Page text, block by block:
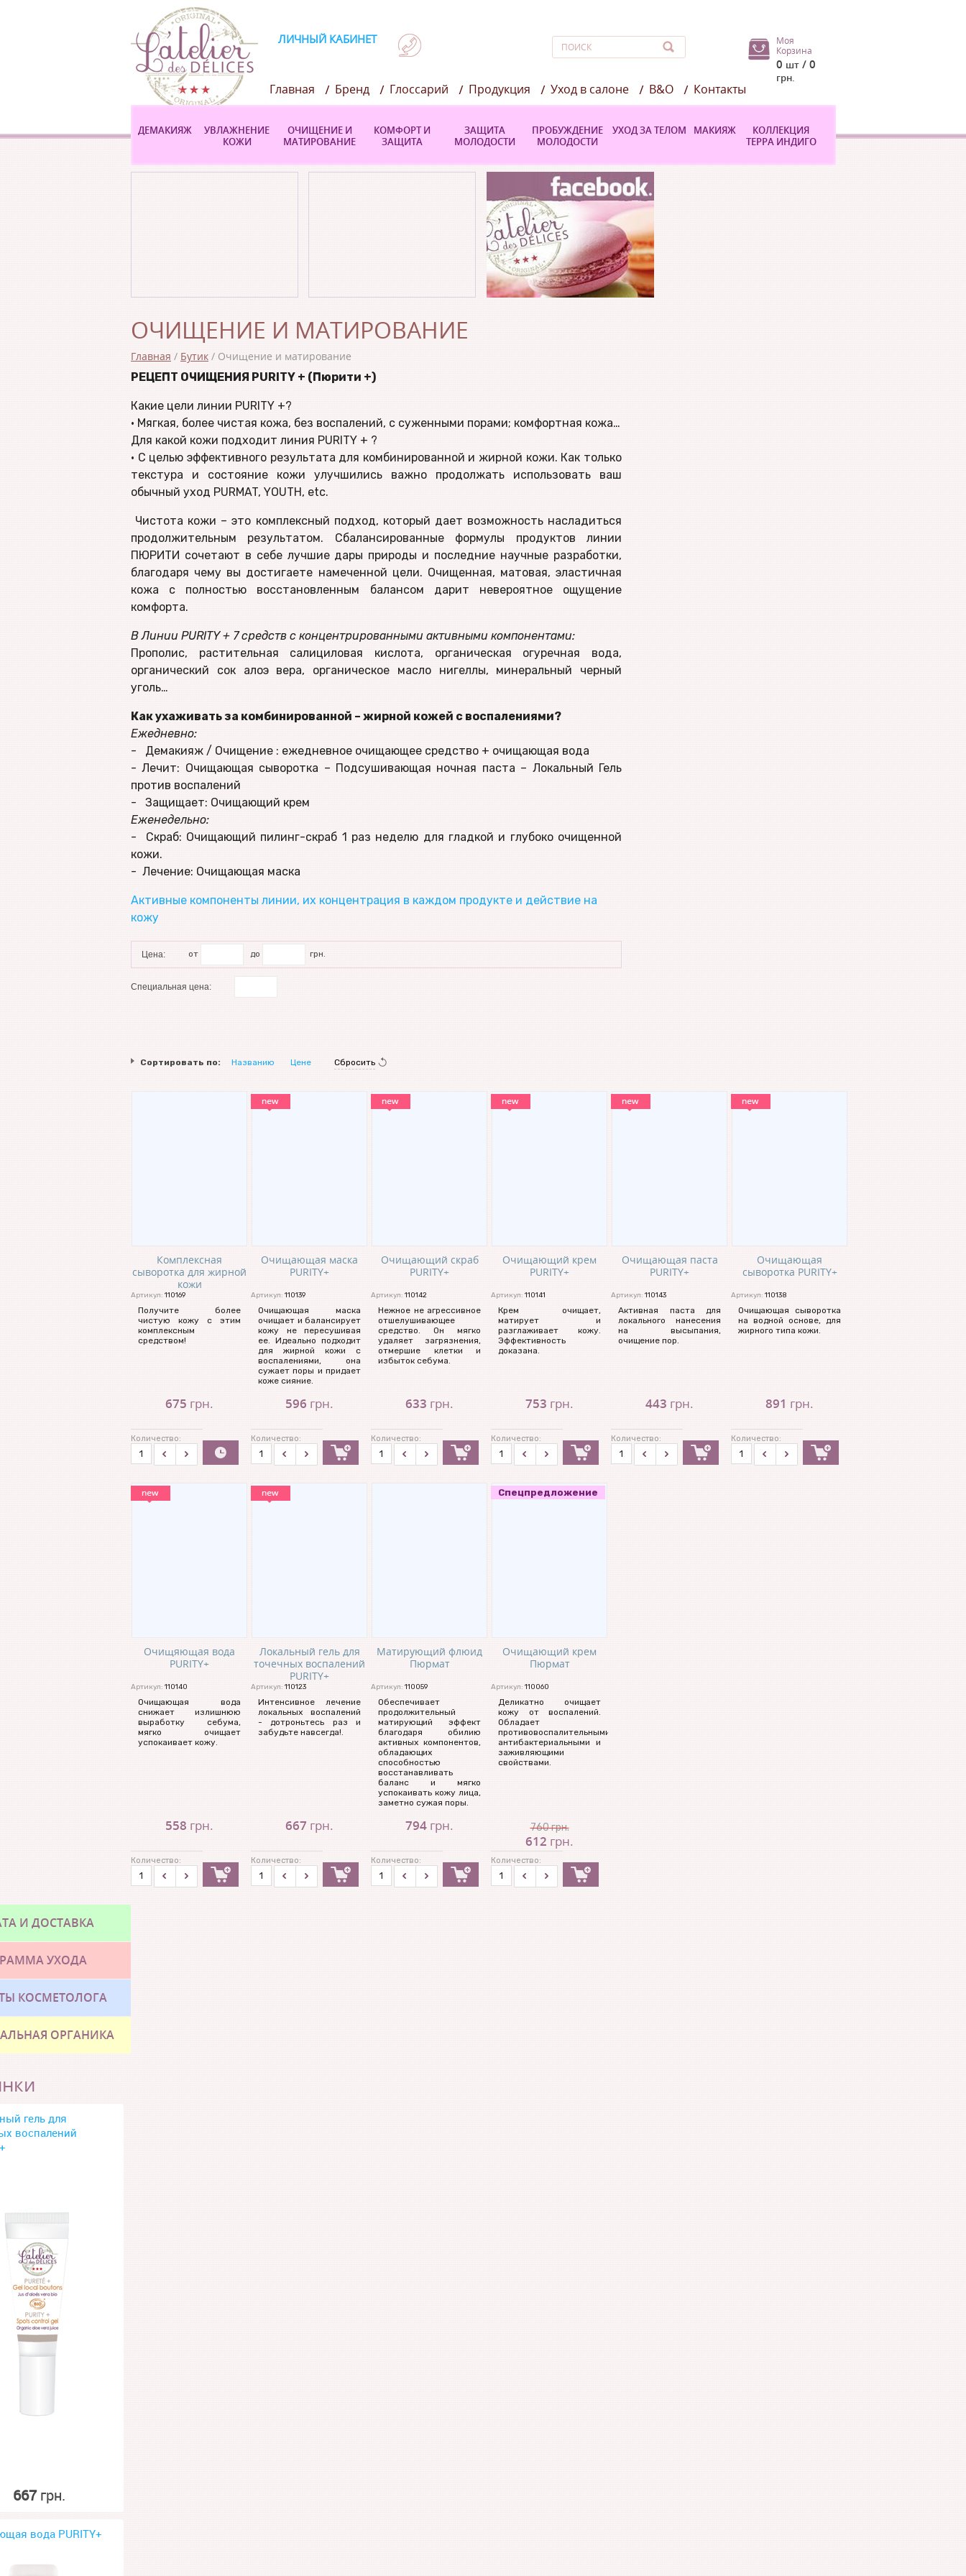
ЛИЧНЫЙ КАБИНЕТ
Моя
Корзина
0 шт / 0
грн.
Главная Бренд Глоссарий Продукция Уход в салоне B&O
Контакты
Личный кабинет
ДЕМАКИЯЖ
УВЛАЖНЕНИЕ
КОЖИ
ОЧИЩЕНИЕ И
МАТИРОВАНИЕ
КОМФОРТ И
ЗАЩИТА
ЗАЩИТА
МОЛОДОСТИ
ПРОБУЖДЕНИЕ
МОЛОДОСТИ
УХОД ЗА ТЕЛОМ МАКИЯЖ
КОЛЛЕКЦИЯ
ТЕРРА ИНДИГО
ОЧИЩЕНИЕ И МАТИРОВАНИЕ
Главная / Бутик / Очищение и матирование
РЕЦЕПТ ОЧИЩЕНИЯ PURITY + (Пюрити +)
Какие цели линии PURITY +?
• Мягкая, более чистая кожа, без воспалений, с суженными порами; комфортная кожа…
Для какой кожи подходит линия PURITY + ?
• С целью эффективного результата для комбинированной и жирной кожи. Как только
текстура и состояние кожи улучшились важно продолжать использовать ваш
обычный уход PURMAT, YOUTH, etc.
Чистота кожи – это комплексный подход, который дает возможность насладиться
продолжительным результатом. Сбалансированные формулы продуктов линии
ПЮРИТИ сочетают в себе лучшие дары природы и последние научные разработки,
благодаря чему вы достигаете намеченной цели. Очищенная, матовая, эластичная
кожа с полностью восстановленным балансом дарит невероятное ощущение
комфорта.
В Линии PURITY + 7 средств с концентрированными активными компонентами:
Прополис, растительная салициловая кислота, органическая огуречная вода,
органический сок алоэ вера, органическое масло нигеллы, минеральный черный
уголь…
Как ухаживать за комбинированной – жирной кожей с воспалениями?
Ежедневно:
- Демакияж / Очищение : ежедневное очищающее средство + очищающая вода
- Лечит: Очищающая сыворотка – Подсушивающая ночная паста – Локальный Гель
против воспалений
- Защищает: Очищающий крем
Еженедельно:
- Скраб: Очищающий пилинг-скраб 1 раз неделю для гладкой и глубоко очищенной
кожи.
- Лечение: Очищающая маска
Активные компоненты линии, их концентрация в каждом продукте и действие на
кожу
Цена: от до грн.
Специальная цена:
Сортировать по: Названию Цене Сбросить
Комплексная
сыворотка для жирной
кожи
Артикул: 110169
Получите более
чистую кожу с этим
комплексным
средством!
675 грн.
Количество:
Очищающая маска
PURITY+
Артикул: 110139
Очищающая маска
очищает и балансирует
кожу не пересушивая
ее. Идеально подходит
для жирной кожи с
воспалениями, она
сужает поры и придает
коже сияние.
596 грн.
Количество:
Очищающий скраб
PURITY+
Артикул: 110142
Нежное не агрессивное
отшелушивающее
средство. Он мягко
удаляет загрязнения,
отмершие клетки и
избыток себума.
633 грн.
Количество:
Очищающий крем
PURITY+
Артикул: 110141
Крем очищает,
матирует и
разглаживает кожу.
Эффективность
доказана.
753 грн.
Количество:
Очищающая паста
PURITY+
Артикул: 110143
Активная паста для
локального нанесения
на высыпания,
очищение пор.
443 грн.
Количество:
Очищающая
сыворотка PURITY+
Артикул: 110138
Очищающая сыворотка
на водной основе, для
жирного типа кожи.
891 грн.
Количество:
Очищяющая вода
PURITY+
Артикул: 110140
Очищающая вода
снижает излишнюю
выработку себума,
мягко очищает
успокаивает кожу.
558 грн.
Количество:
Локальный гель для
точечных воспалений
PURITY+
Артикул: 110123
Интенсивное лечение
локальных воспалений
- дотроньтесь раз и
забудьте навсегда!.
667 грн.
Количество:
Матирующий флюид
Пюрмат
Артикул: 110059
Обеспечивает
продолжительный
матирующий эффект
благодаря обилию
активных компонентов,
обладающих
способностью
восстанавливать
баланс и мягко
успокаивать кожу лица,
заметно сужая поры.
794 грн.
Количество:
Спецпредложение
Очищающий крем
Пюрмат
Артикул: 110060
Деликатно очищает
кожу от воспалений.
Обладает
противовоспалительными,
антибактериальными и
заживляющими
свойствами.
760грн.
612 грн.
Количество:
И ДОСТАВКА
УХОДА
КОСМЕТОЛОГА
ОРГАНИКА
гель для
воспалений
667грн.
вода PURITY+